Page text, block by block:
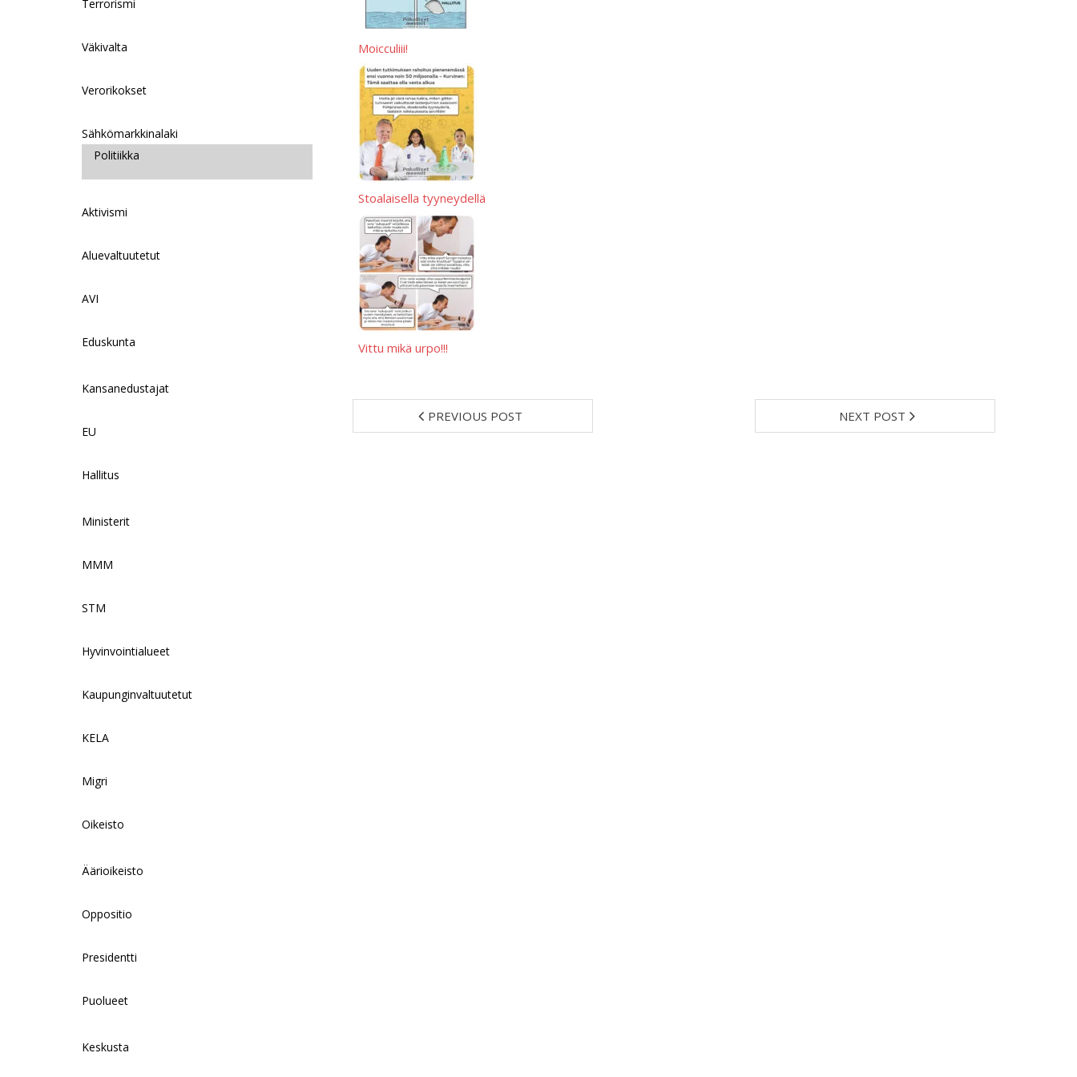
Moicculiii!
Stoalaisella tyyneydellä
Vittu mikä urpo!!!
PREVIOUS POST NEXT POST
Terrorismi
Väkivalta
Verorikokset
Sähkömarkkinalaki
Politiikka
Aktivismi
Aluevaltuutetut
AVI
Eduskunta
Kansanedustajat
EU
Hallitus
Ministerit
MMM
STM
Hyvinvointialueet
Kaupunginvaltuutetut
KELA
Migri
Oikeisto
Äärioikeisto
Oppositio
Presidentti
Puolueet
Keskusta